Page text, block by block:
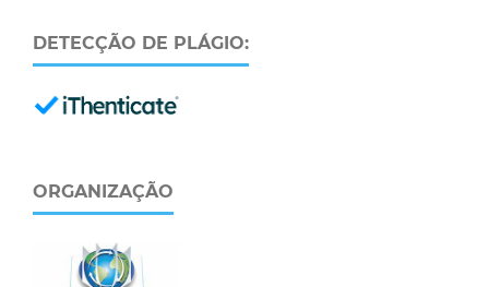
DETECÇÃO DE PLÁGIO:
ORGANIZAÇÃO